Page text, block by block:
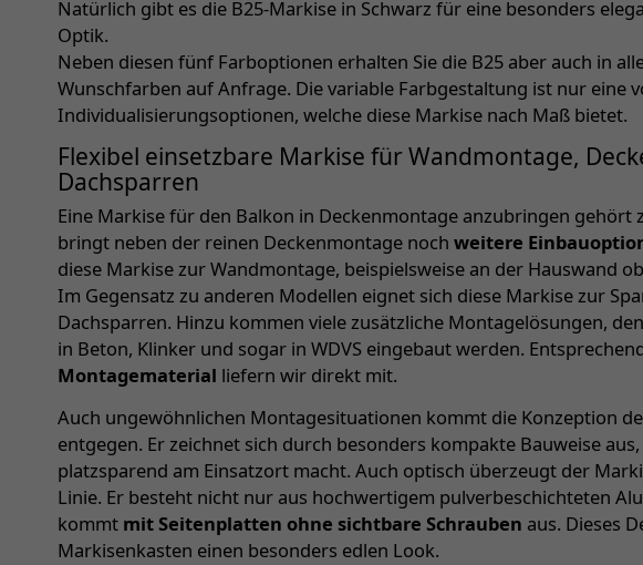
Natürlich gibt es die B25-Markise in Schwarz für eine besonders
Optik.
Neben diesen fünf Farboptionen erhalten Sie die B25 aber auch in
Wunschfarben auf Anfrage. Die variable Farbgestaltung ist nur eine
Individualisierungsoptionen, welche diese Markise nach Maß bietet.
Flexibel einsetzbare Markise für Wandmontage,
Dachsparren
Eine Markise für den Balkon in Deckenmontage anzubringen gehört
bringt neben der reinen Deckenmontage noch weitere
diese Markise zur Wandmontage, beispielsweise an der Hauswand
Im Gegensatz zu anderen Modellen eignet sich diese Markise zur
Dachsparren. Hinzu kommen viele zusätzliche Montagelösungen,
in Beton, Klinker und sogar in WDVS eingebaut werden.
Montagematerial liefern wir direkt mit.
Auch ungewöhnlichen Montagesituationen kommt die Konzeption
entgegen. Er zeichnet sich durch besonders kompakte Bauweise
platzsparend am Einsatzort macht. Auch optisch überzeugt der
Linie. Er besteht nicht nur aus hochwertigem pulverbeschichteten
kommt mit Seitenplatten ohne sichtbare Schrauben aus. Dieses
Markisenkasten einen besonders edlen Look.